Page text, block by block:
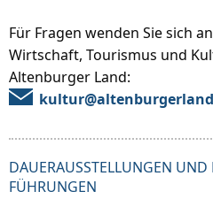
Für Fragen wenden Sie sich
Wirtschaft, Tourismus und
Altenburger Land:
DAUERAUSSTELLUNGEN UND
ÜHRUNGEN